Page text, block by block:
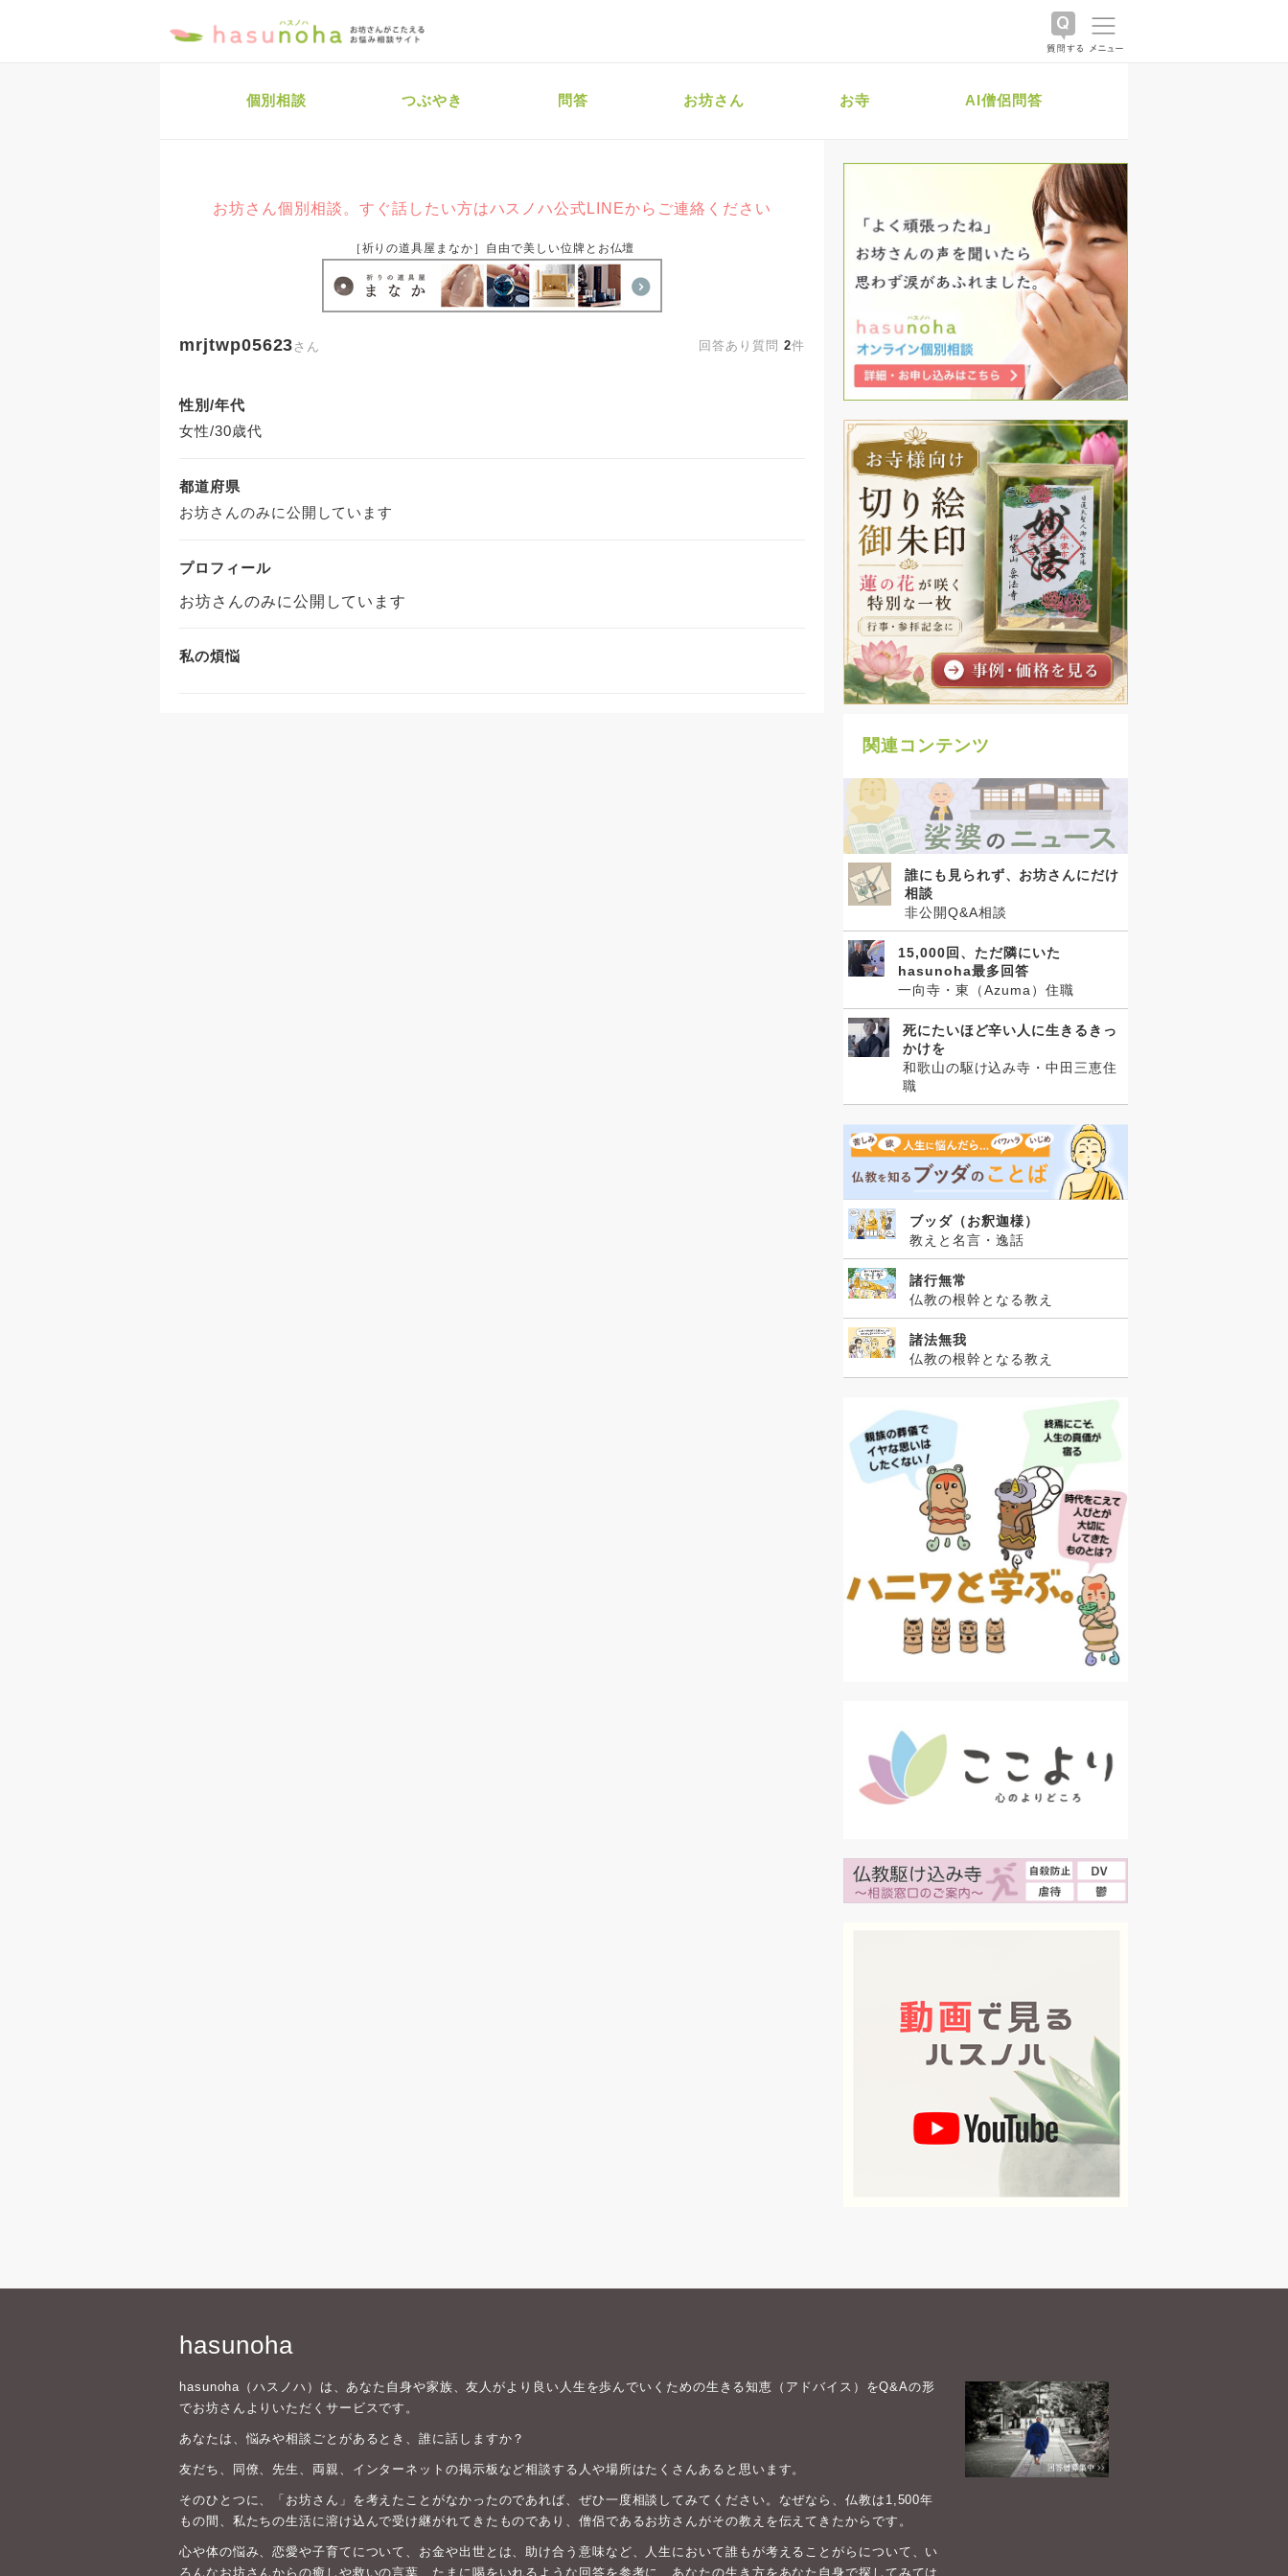
個別相談 つぶやき 問答 お坊さん お寺 AI僧侶問答
お坊さん個別相談。すぐ話したい方はハスノハ公式LINEからご連絡ください
［祈りの道具屋まなか］自由で美しい位牌とお仏壇
mrjtwp05623 さん 回答あり質問2件
性別/年代
女性/30歳代
都道府県
お坊さんのみに公開しています
プロフィール
お坊さんのみに公開しています
私の煩悩
関連コンテンツ
誰にも見られず、お坊さんにだけ
相談
非公開Q&A相談
15,000回、ただ隣にいた
hasunoha最多回答
一向寺・東（Azuma）住職
死にたいほど辛い人に生きるきっ
かけを
和歌山の駆け込み寺・中田三恵住
職
ブッダ（お釈迦様）
教えと名言・逸話
諸行無常
仏教の根幹となる教え
諸法無我
仏教の根幹となる教え
hasunoha
hasunoha（ハスノハ）は、あなた自身や家族、友人がより良い人生を歩んでいくための生きる知恵（アドバイス）をQ&Aの形
でお坊さんよりいただくサービスです。
あなたは、悩みや相談ごとがあるとき、誰に話しますか？
友だち、同僚、先生、両親、インターネットの掲示板など相談する人や場所はたくさんあると思います。
そのひとつに、「お坊さん」を考えたことがなかったのであれば、ぜひ一度相談してみてください。なぜなら、仏教は1,500年
もの間、私たちの生活に溶け込んで受け継がれてきたものであり、僧侶であるお坊さんがその教えを伝えてきたからです。
心や体の悩み、恋愛や子育てについて、お金や出世とは、助け合う意味など、人生において誰もが考えることがらについて、い
ろんなお坊さんからの癒しや救いの言葉、たまに喝をいれるような回答を参考に、あなたの生き方をあなた自身で探してみては